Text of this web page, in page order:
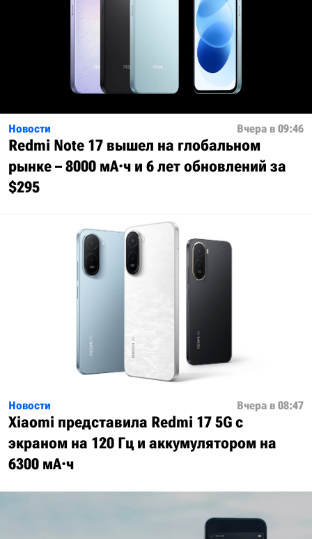
Новости Вчера в 09:46
Redmi Note 17 вышел на глобальном
рынке – 8000 мА·ч и 6 лет обновлений за
$295
Новости Вчера в 08:47
Xiaomi представила Redmi 17 5G с
экраном на 120 Гц и аккумулятором на
6300 мА·ч